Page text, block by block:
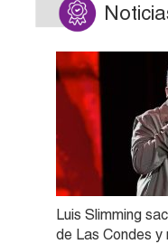
Luis Slimming
de Las Condes